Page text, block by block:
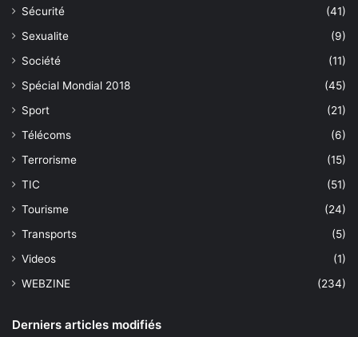
Sécurité
(41)
Sexualite
(9)
Société
(11)
Spécial Mondial 2018
(45)
Sport
(21)
Télécoms
(6)
Terrorisme
(15)
TIC
(51)
Tourisme
(24)
Transports
(5)
Videos
(1)
WEBZINE
(234)
Derniers articles modifiés